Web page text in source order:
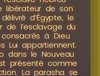
libérateur de son
d’Égypte, le
l’esclavage du
à Dieu
Lui appartiennent.
dans le Nouveau
présenté comme
La parasha se